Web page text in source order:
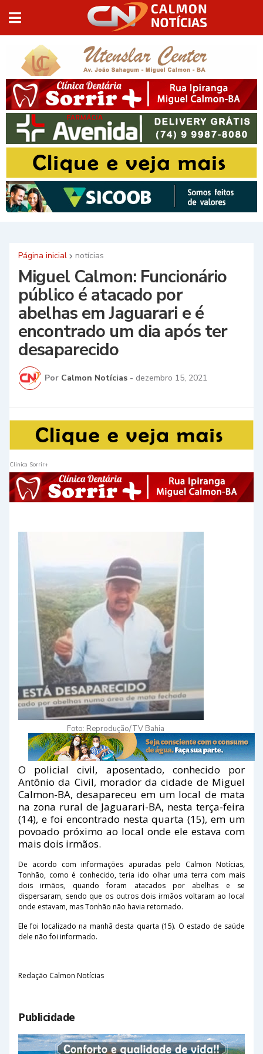
Página inicial notícias
Miguel Calmon: Funcionário
público é atacado por
abelhas em Jaguarari e é
encontrado um dia após ter
desaparecido
Por Calmon Notícias - dezembro 15, 2021
Clinica Sorrir+
Foto: Reprodução/TV Bahia
O policial civil, aposentado, conhecido por
Antônio da Civil, morador da cidade de Miguel
Calmon-BA, desapareceu em um local de mata
na zona rural de Jaguarari-BA, nesta terça-feira
(14), e foi encontrado nesta quarta (15), em um
povoado próximo ao local onde ele estava com
mais dois irmãos.
De acordo com informações apuradas pelo Calmon Notícias,
Tonhão, como é conhecido, teria ido olhar uma terra com mais
dois irmãos, quando foram atacados por abelhas e se
dispersaram, sendo que os outros dois irmãos voltaram ao local
onde estavam, mas Tonhão não havia retornado.
Ele foi localizado na manhã desta quarta (15). O estado de saúde
dele não foi informado.
Redação Calmon Notícias
Publicidade